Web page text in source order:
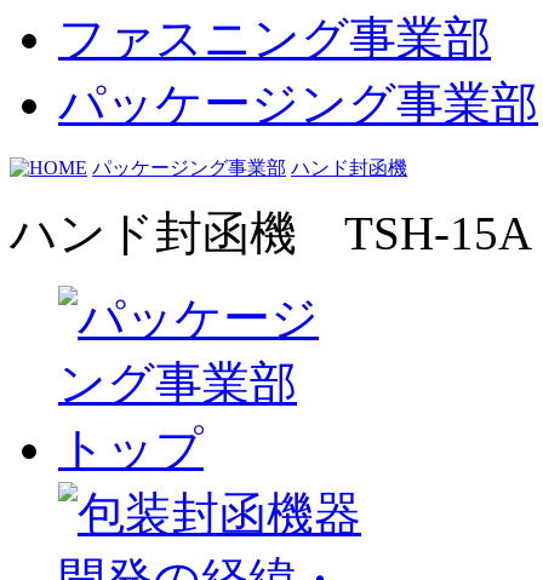
ファスニング事業部
パッケージング事業部
パッケージング事業部 ハンド封函機
ハンド封函機 TSH-15A